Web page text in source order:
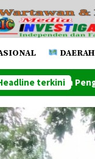
DAERAH
terkini
Serta Kapus